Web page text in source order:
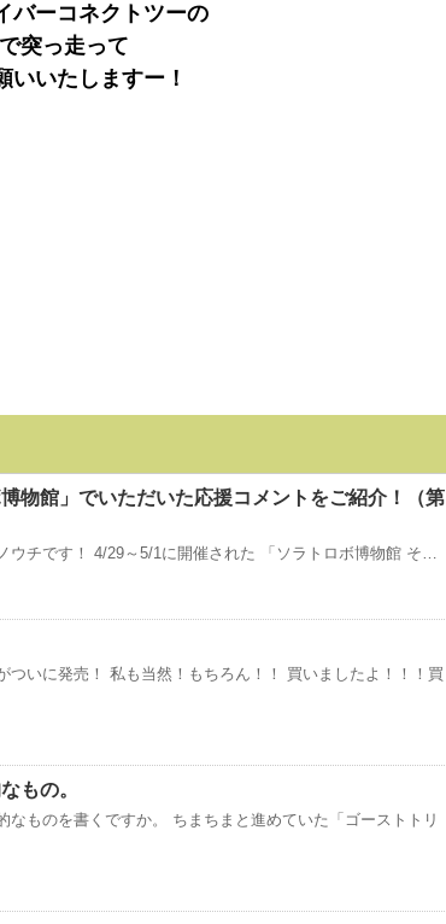
バーコネクトツーの
突っ走って
いいたしますー！
博物館」でいただいた応援コメントをご紹介！（第
ウチです！ 4/29～5/1に開催された 「ソラトロボ博物館 そ…
ついに発売！ 私も当然！もちろん！！ 買いましたよ！！！買
もの。
なものを書くですか。 ちまちまと進めていた「ゴーストトリ